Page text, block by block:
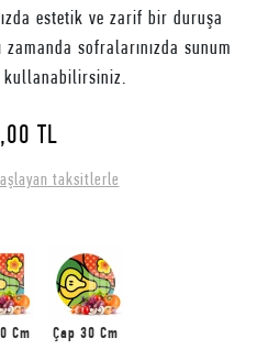
estetik ve zarif bir duruşa
zamanda sofralarınızda sunum
kullanabilirsiniz.
TL
taksitlerle
Cm Çap 30 Cm